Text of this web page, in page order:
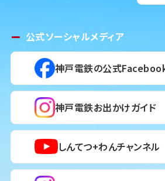
公式ソーシャルメディア
神戸電鉄の公式
神戸電鉄お出かけガイド
しんてつ+わんチャンネル